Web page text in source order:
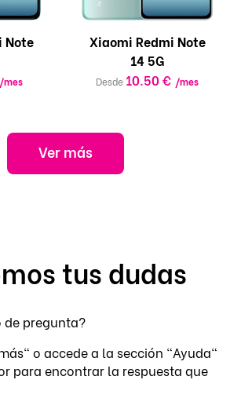
Note
/mes
Xiaomi Redmi Note
14 5G
Desde 10.50 € /mes
Ver más
tus dudas
de pregunta?
o accede a la sección "Ayuda"
para encontrar la respuesta que